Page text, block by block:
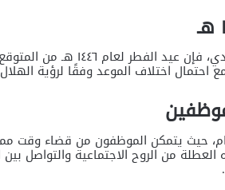
حيث يتمكن الموظفون من قضاء وقت
العطلة من الروح الاجتماعية والتواصل